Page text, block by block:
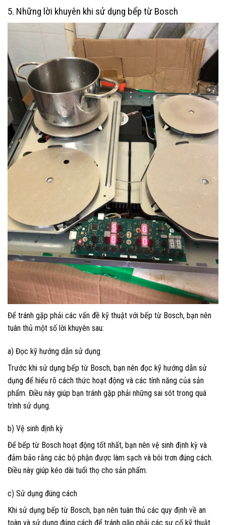
5. Những lời khuyên khi sử dụng bếp từ Bosch
Để tránh gặp phải các vấn đề kỹ thuật với bếp từ Bosch, bạn nên
tuân thủ một số lời khuyên sau:
a) Đọc kỹ hướng dẫn sử dụng
Trước khi sử dụng bếp từ Bosch, bạn nên đọc kỹ hướng dẫn sử
dụng để hiểu rõ cách thức hoạt động và các tính năng của sản
phẩm. Điều này giúp bạn tránh gặp phải những sai sót trong quá
trình sử dụng.
b) Vệ sinh định kỳ
Để bếp từ Bosch hoạt động tốt nhất, bạn nên vệ sinh định kỳ và
đảm bảo rằng các bộ phận được làm sạch và bôi trơn đúng cách.
Điều này giúp kéo dài tuổi thọ cho sản phẩm.
c) Sử dụng đúng cách
Khi sử dụng bếp từ Bosch, bạn nên tuân thủ các quy định về an
toàn và sử dụng đúng cách để tránh gặp phải các sự cố kỹ thuật.